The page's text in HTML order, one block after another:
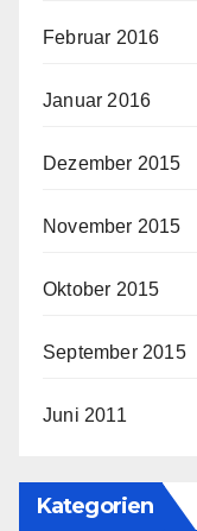
Februar 2016
Januar 2016
Dezember 2015
November 2015
Oktober 2015
September 2015
Juni 2011
Kategorien